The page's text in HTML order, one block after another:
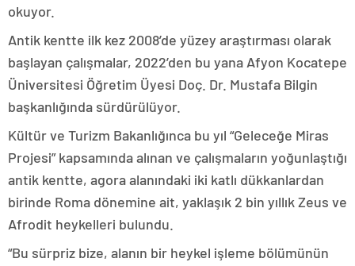
okuyor.
Antik kentte ilk kez 2008’de yüzey araştırması olarak
başlayan çalışmalar, 2022’den bu yana Afyon Kocatepe
Üniversitesi Öğretim Üyesi Doç. Dr. Mustafa Bilgin
başkanlığında sürdürülüyor.
Kültür ve Turizm Bakanlığınca bu yıl “Geleceğe Miras
Projesi” kapsamında alınan ve çalışmaların yoğunlaştığı
antik kentte, agora alanındaki iki katlı dükkanlardan
birinde Roma dönemine ait, yaklaşık 2 bin yıllık Zeus ve
Afrodit heykelleri bulundu.
“Bu sürpriz bize, alanın bir heykel işleme bölümünün